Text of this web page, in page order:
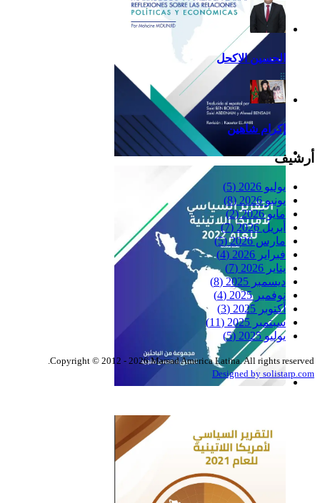
Reflexiones
الحسين الاكحل
إكرام شاهين
أرشيف
يوليو 2026
(5)
يونيو 2026
(8)
مايو 2026
(2)
أبريل 2026
(7)
مارس 2026
(5)
فبراير 2026
(4)
يناير 2026
(7)
ديسمبر 2025
(8)
نوفمبر 2025
(4)
أكتوبر 2025
(3)
سبتمبر 2025
(11)
يوليو 2025
(5)
Copyright © 2012 - 2026 Marsad America Latina. All rights reserved.
Designed by solistarp.com